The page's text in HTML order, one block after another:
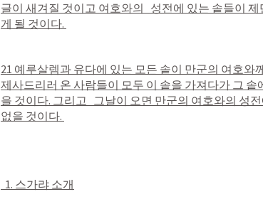
글이 새겨질 것이고 여호와의   성전에 있는 솥들이
게 될 것이다.
21 예루살렘과 유다에 있는 모든 솥이 만군의 여호와
제사드리러 온 사람들이 모두 이 솥을 가져다가 그 솥
을 것이다. 그리고   그날이 오면 만군의 여호와의 성
없을 것이다.
  1. 스가랴 소개